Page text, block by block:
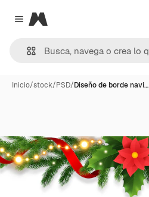
Close menu
Magnific
Inicio/stock/PSD/Diseño de borde navi…